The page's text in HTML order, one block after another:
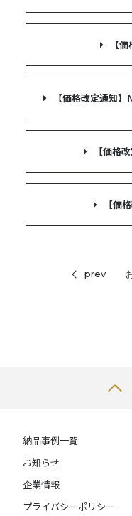
【
【価格改定通知
【価格
【価
prev
納品事例一覧
お知らせ
企業情報
プライバシーポリシー